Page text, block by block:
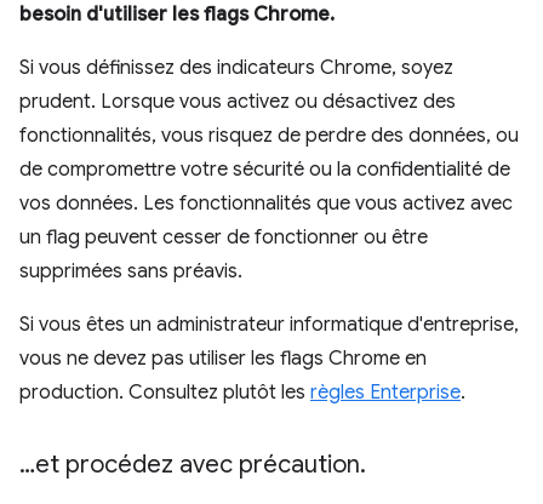
besoin d'utiliser les flags Chrome.
Si vous définissez des indicateurs Chrome, soyez
prudent. Lorsque vous activez ou désactivez des
fonctionnalités, vous risquez de perdre des données, ou
de compromettre votre sécurité ou la confidentialité de
vos données. Les fonctionnalités que vous activez avec
un flag peuvent cesser de fonctionner ou être
supprimées sans préavis.
Si vous êtes un administrateur informatique d'entreprise,
vous ne devez pas utiliser les flags Chrome en
production. Consultez plutôt les règles Enterprise.
…et procédez avec précaution.